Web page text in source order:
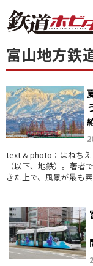
富山地方鉄
text & photo：はねち
（以下、地鉄）。著者
きた上で、風景が最も